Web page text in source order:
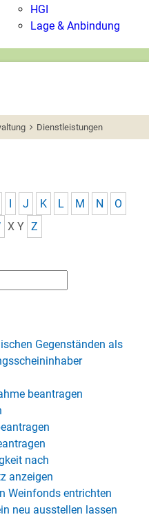
HGI
Lage & Anbindung
Dienstleistungen
I J K L M N
O
X Y Z
Gegenständen als
beantragen
nach
anzeigen
Weinfonds entrichten
neu ausstellen lassen